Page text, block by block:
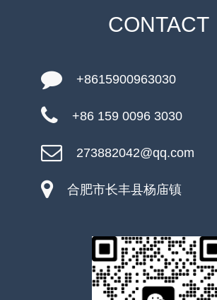
CONTACT
+8615900963030
+86 159 0096 3030
273882042@qq.com
合肥市长丰县杨庙镇